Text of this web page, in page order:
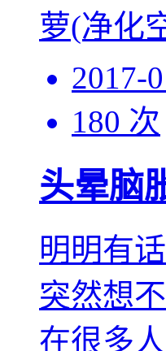
萝(净化
2017-
180 次
头晕脑
明明有
突然想
在很多